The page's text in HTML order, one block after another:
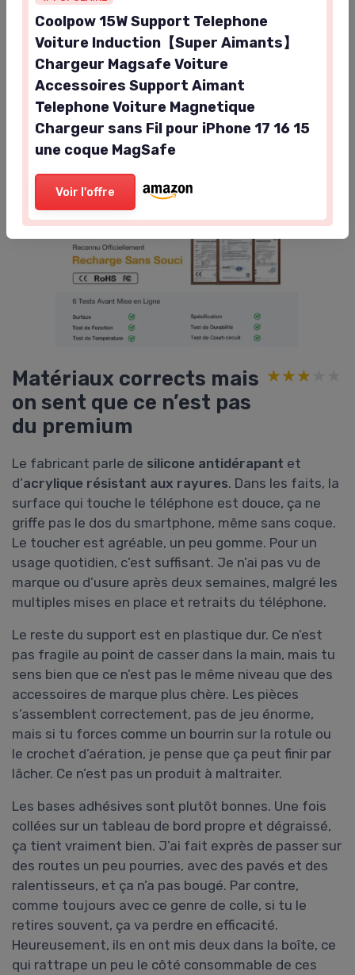
bon câble USB-C restera plus efficace.
Matériaux corrects mais
on sent que ce n’est pas
du premium
★★★★★
★★★★★
Le fabricant parle de silicone antidérapant et
d’acrylique résistant aux rayures. Dans les faits, la
surface qui touche le téléphone est douce, ça ne
griffe pas le dos du smartphone, même sans coque.
Le toucher est agréable, un peu gomme. Pour un
usage quotidien, c’est suffisant. Je n’ai pas vu de
marque ou d’usure après deux semaines, malgré les
multiples mises en place et retraits du téléphone.
Le reste du support est en plastique dur. Ce n’est
pas fragile au point de casser dans la main, mais tu
sens bien que ce n’est pas le même niveau que des
accessoires de marque plus chère. Les pièces
s’assemblent correctement, pas de jeu énorme,
mais si tu forces comme un bourrin sur la rotule ou
le crochet d’aération, je pense que ça peut finir par
lâcher. Ce n’est pas un produit à maltraiter.
Les bases adhésives sont plutôt bonnes. Une fois
collées sur un tableau de bord propre et dégraissé,
ça tient vraiment bien. J’ai fait exprès de passer sur
des routes un peu pourries, avec des pavés et des
ralentisseurs, et ça n’a pas bougé. Par contre,
comme toujours avec ce genre de colle, si tu le
retires souvent, ça va perdre en efficacité.
Heureusement, ils en ont mis deux dans la boîte, ce
qui rattrape un peu le côté consommable de ces
Coolpow 15W Support Telephone
Voiture Induction【Super Aimants】
Chargeur Magsafe Voiture
Accessoires Support Aimant
Telephone Voiture Magnetique
Chargeur sans Fil pour iPhone 17 16 15
une coque MagSafe
Voir l'offre